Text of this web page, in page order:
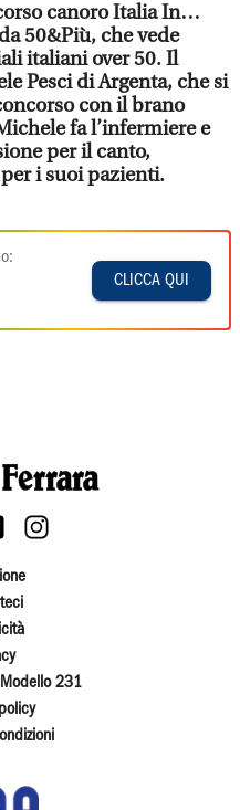
canoro Italia In…
50&Più, che vede
italiani over 50. Il
Pesci di Argenta, che si
con il brano
fa l’infermiere e
per il canto,
i suoi pazienti.
CLICCA QUI
231